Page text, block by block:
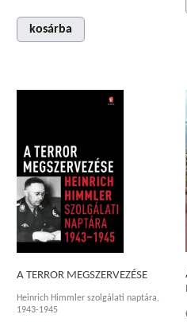
kosárba
A TERROR MEGSZERVEZÉSE
Heinrich Himmler szolgálati naptára,
1943-1945